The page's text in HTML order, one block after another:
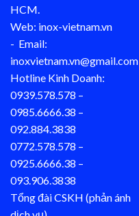
HCM.
Web: inox-vietnam.vn
- Email:
inoxvietnam.vn@gmail.com
Hotline Kinh Doanh:
0939.578.578 –
0985.6666.38 –
092.884.3838
0772.578.578 –
0925.6666.38 –
093.906.3838
Tổng đài CSKH (phản ánh